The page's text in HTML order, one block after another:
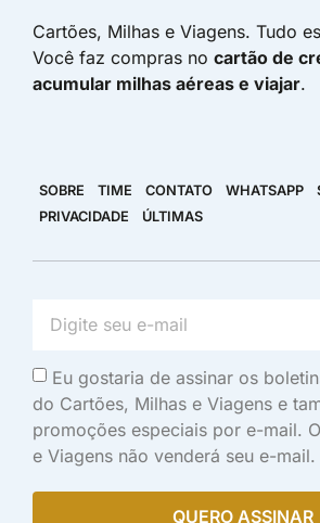
Cartões, Milhas e Viagens. Tudo
Você faz compras no cartão de
acumular milhas aéreas e viajar.
SOBRE TIME CONTATO WHATSAPP
PRIVACIDADE
ÚLTIMAS
Eu gostaria de assinar os
do Cartões, Milhas e Viagens e
promoções especiais por e-mail.
e Viagens não venderá seu e-mail.
QUERO ASSINAR